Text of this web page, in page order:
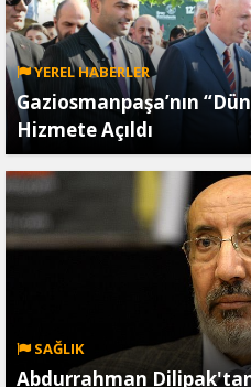
YEREL HABERLER
Gaziosmanpaşa’nın
Hizmete Açıldı
SAĞLIK
Abdurrahman